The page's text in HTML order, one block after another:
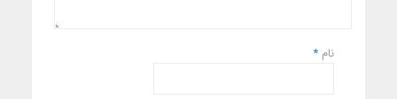
نام *